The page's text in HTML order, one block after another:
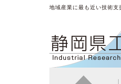
地域産業に最も近い技術支